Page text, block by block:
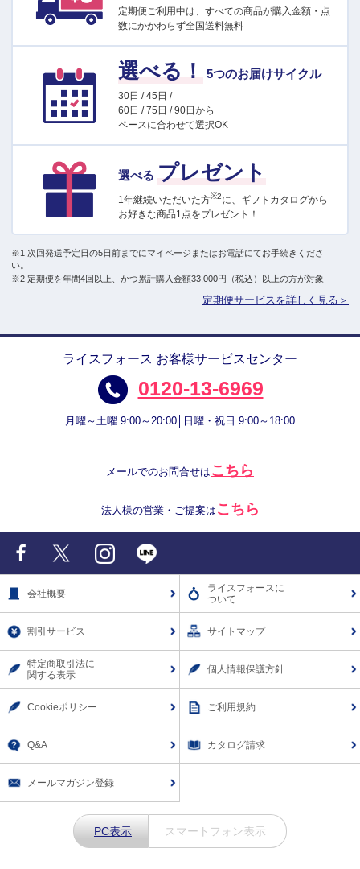
定期便ご利用中は、すべての商品が購入金額・点
数にかかわらず全国送料無料
選べる！ 5つのお届けサイクル
30日 / 45日 /
60日 / 75日 / 90日から
ペースに合わせて選択OK
選べる プレゼント
1年継続いただいた方※2に、ギフトカタログから
お好きな商品1点をプレゼント！
※1 次回発送予定日の5日前までにマイページまたはお電話にてお手続きくださ
い。
※2 定期便を年間4回以上、かつ累計購入金額33,000円（税込）以上の方が対象
定期便サービスを詳しく見る＞
ライスフォース お客様サービスセンター
0120-13-6969
月曜～土曜 9:00～20:00│日曜・祝日 9:00～18:00
メールでのお問合せは こちら
法人様の営業・ご提案は こちら
Facebook
会社概要
ライスフォースに
ついて
割引サービス サイトマップ
特定商取引法に
関する表示
個人情報保護方針
Cookieポリシー ご利用規約
Q&A カタログ請求
メールマガジン登録
PC表示 スマートフォン表示